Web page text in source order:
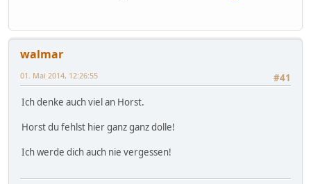
walmar
#41
01. Mai 2014, 12:26:55
Ich denke auch viel an Horst.
Horst du fehlst hier ganz ganz dolle!
Ich werde dich auch nie vergessen!